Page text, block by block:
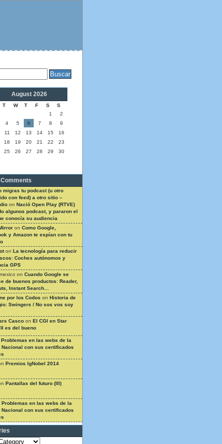
August 2026
T W T F S
S
1
2
4
5 6 7 8
9
11
12 13 14 15
16
18
19 20 21 22
23
25
26 27 28 29 30
migras tu podcast (u otro
con feed) a otro sitio –
on Nació Open Play (RTVE)
algunos podcast, y pararon el
conocía su audiencia
on Como Google,
y Amazon te espían con tu
on La tecnología para reducir
Coches autónomos y
GPS
on Cuando Google se
de buenos productos: Reader,
Instant Search…
por los Codos on Historia de
Swingers / No sos vos soy
Casco on El CGI en Star
es del bueno
Problemas en las webs de la
Nacional con sus certificados
Premios IgNobel 2014
Pantallas del futuro (III)
Problemas en las webs de la
Nacional con sus certificados